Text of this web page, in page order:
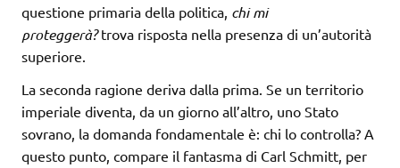
questione primaria della politica, chi mi
proteggerà?trova risposta nella presenza di un’autorità
superiore.
La seconda ragione deriva dalla prima. Se un territorio
imperiale diventa, da un giorno all’altro, uno Stato
sovrano, la domanda fondamentale è: chi lo controlla? A
questo punto, compare il fantasma di Carl Schmitt, per